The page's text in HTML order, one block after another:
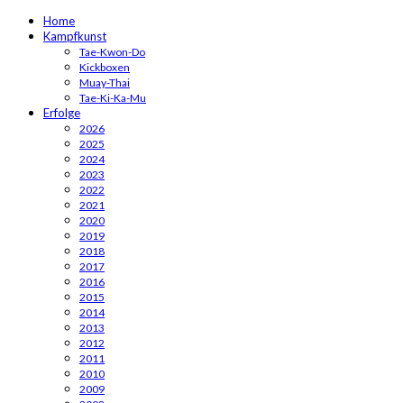
Home
Kampfkunst
Tae-Kwon-Do
Kickboxen
Muay-Thai
Tae-Ki-Ka-Mu
Erfolge
2026
2025
2024
2023
2022
2021
2020
2019
2018
2017
2016
2015
2014
2013
2012
2011
2010
2009